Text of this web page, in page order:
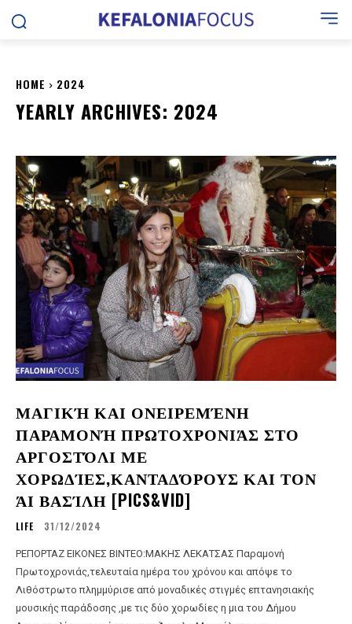
HOME 2024
YEARLY ARCHIVES: 2024
ΜΑΓΙΚΉ ΚΑΙ ΟΝΕΙΡΕΜΈΝΗ
ΠΑΡΑΜΟΝΉ ΠΡΩΤΟΧΡΟΝΙΆΣ ΣΤΟ
ΑΡΓΟΣΤΌΛΙ ΜΕ
ΧΟΡΩΔΊΕΣ,ΚΑΝΤΑΔΌΡΟΥΣ ΚΑΙ ΤΟΝ
ΆΙ ΒΑΣΊΛΗ [PICS&VID]
LIFE 31/12/2024
ΡΕΠΟΡΤΑΖ ΕΙΚΟΝΕΣ ΒΙΝΤΕΟ:ΜΑΚΗΣ ΛΕΚΑΤΣΑΣ Παραμονή
Πρωτοχρονιάς,τελευταία ημέρα του χρόνου και απόψε το
Λιθόστρωτο πλημμύρισε από μοναδικές στιγμές επτανησιακής
μουσικής παράδοσης ,με τις δύο χορωδίες η μια του Δήμου